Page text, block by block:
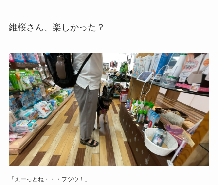
維桜さん、楽しかった？
「えーっとね・・・フツウ！」